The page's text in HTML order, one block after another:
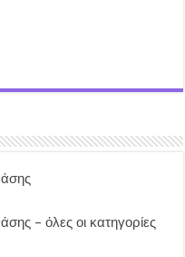
– όλες οι κατηγορίες